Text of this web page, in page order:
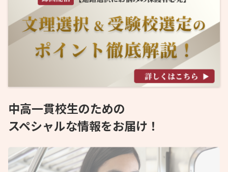
中高一貫校生のための
スペシャルな情報をお届け！